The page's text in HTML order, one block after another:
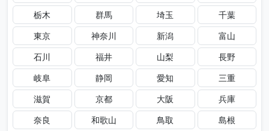
栃木
群馬 埼玉
千葉
東京
神奈川 新潟
富山
石川
福井 山梨
長野
岐阜
静岡 愛知
三重
滋賀
京都 大阪
兵庫
奈良
和歌山 鳥取 島根